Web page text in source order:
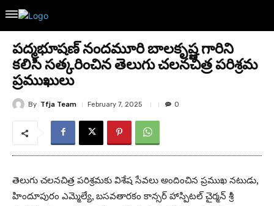
పద్మభూషణ్ నందమూరి బాలకృష్ణ గారిని
కలిసి సత్కరించిన తెలుగు చలనచిత్ర పరిశ్రమ
ప్రముఖులు
By Tfja Team February 7, 2025 0
తెలుగు చలనచిత్ర పరిశ్రమకు విశేష సేవలు అందించిన ప్రముఖ నటుడు,
హిందూపురం ఎమ్మెల్యే, బసవతారకం కాన్సర్ హాస్పిటల్ చైర్మన్ శ్రీ